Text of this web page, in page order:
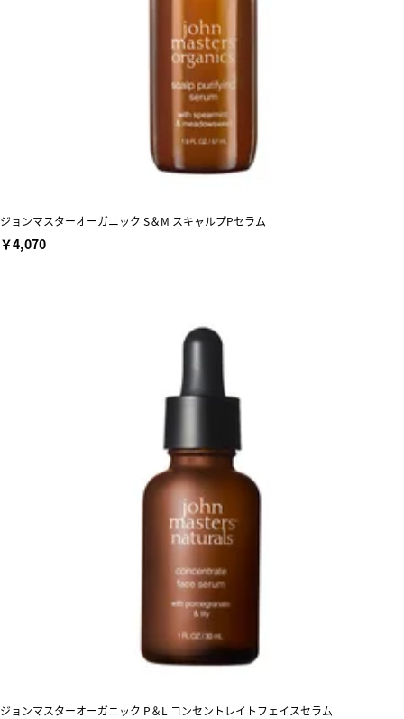
ジョンマスターオーガニック S＆M スキャルプPセラム
￥4,070
ジョンマスターオーガニック P＆L コンセントレイトフェイスセラム